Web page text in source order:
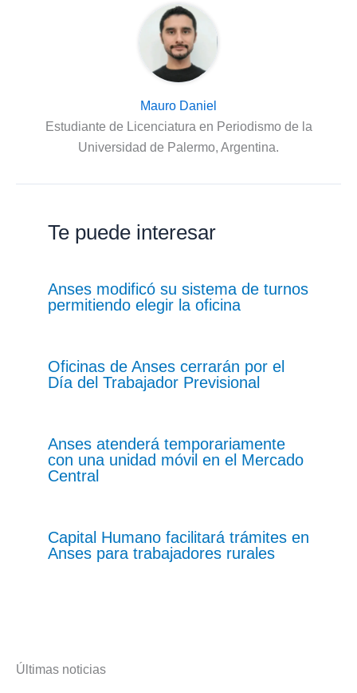
Mauro Daniel
Estudiante de Licenciatura en Periodismo de la
Universidad de Palermo, Argentina.
Te puede interesar
Anses modificó su sistema de turnos
permitiendo elegir la oficina
Oficinas de Anses cerrarán por el
Día del Trabajador Previsional
Anses atenderá temporariamente
con una unidad móvil en el Mercado
Central
Capital Humano facilitará trámites en
Anses para trabajadores rurales
Últimas noticias